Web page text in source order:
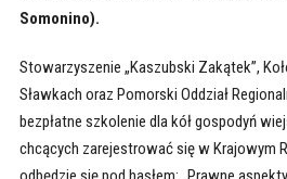
Somonino).
Stowarzyszenie „Kaszubski Zakątek”,
Sławkach oraz Pomorski Oddział
bezpłatne szkolenie dla kół gospodyń
chcących zarejestrować się w Krajowym